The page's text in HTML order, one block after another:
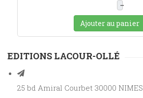
–
Ajouter au panier
EDITIONS LACOUR-OLLÉ
25 bd Amiral Courbet 30000 NIMES